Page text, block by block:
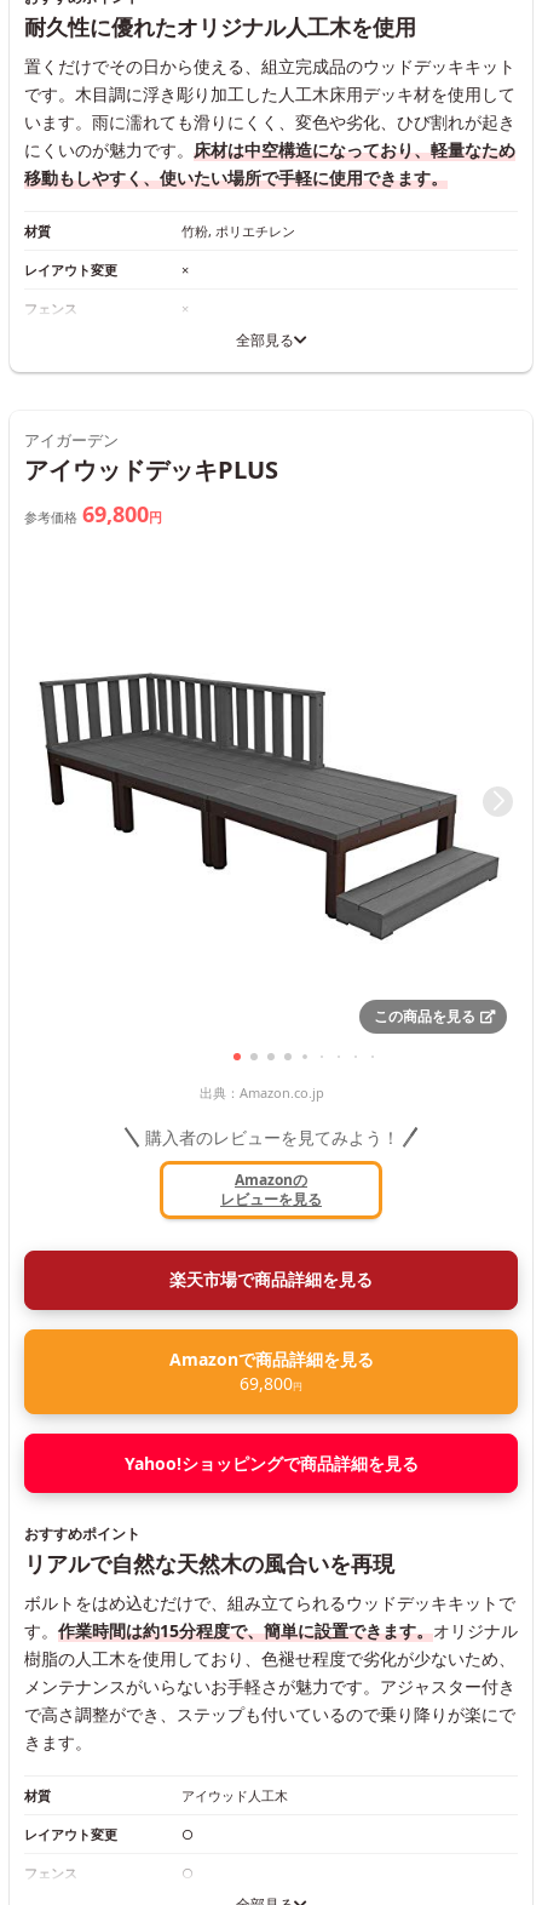
耐久性に優れたオリジナル人工木を使用
置くだけでその日から使える、組立完成品のウッドデッキキット
です。木目調に浮き彫り加工した人工木床用デッキ材を使用して
います。雨に濡れても滑りにくく、変色や劣化、ひび割れが起き
にくいのが魅力です。 床材は中空構造になっており、軽量なため
移動もしやすく、使いたい場所で手軽に使用できます。
材質 竹粉, ポリエチレン
レイアウト変更 ×
フェンス ×
全部見る
アイガーデン
アイウッドデッキPLUS
参考価格 69,800円
この商品を見る
出典： Amazon.co.jp
購入者のレビューを見てみよう！
Amazonの
レビューを見る
楽天市場で商品詳細を見る
Amazonで商品詳細を見る
69,800円
Yahoo!ショッピングで商品詳細を見る
おすすめポイント
リアルで自然な天然木の風合いを再現
ボルトをはめ込むだけで、組み立てられるウッドデッキキットで
す。 作業時間は約15分程度で、簡単に設置できます。オリジナル
樹脂の人工木を使用しており、色褪せ程度で劣化が少ないため、
メンテナンスがいらないお手軽さが魅力です。アジャスター付き
で高さ調整ができ、ステップも付いているので乗り降りが楽にで
きます。
材質 アイウッド人工木
レイアウト変更 ○
フェンス ○